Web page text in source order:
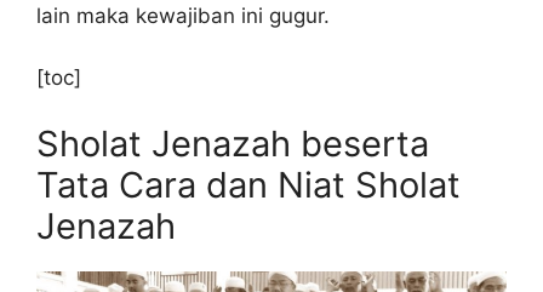
lain maka kewajiban ini gugur.
[toc]
Sholat Jenazah beserta
Tata Cara dan Niat Sholat
Jenazah